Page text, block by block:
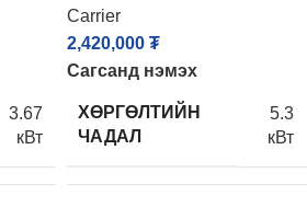
3.67
кВт
Carrier
2,420,000 ₮
Сагсанд нэмэх
ХӨРГӨЛТИЙН
ЧАДАЛ
5.3
кВт